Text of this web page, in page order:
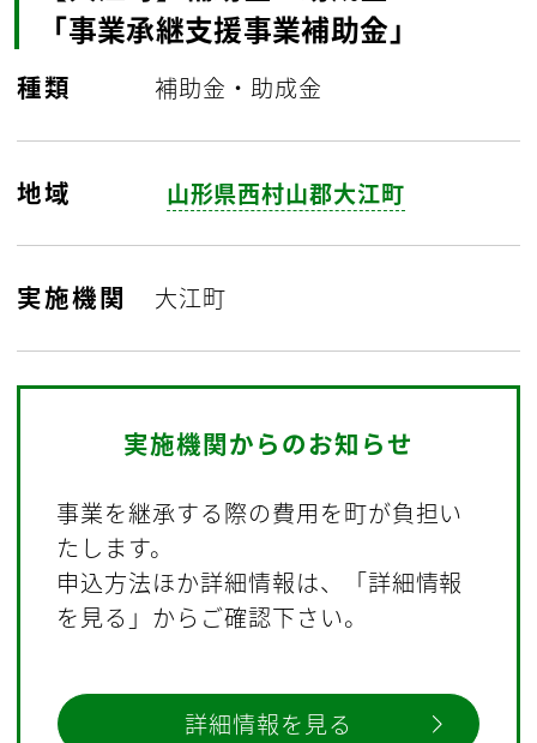
「事業承継支援事業補助金」
種類 補助金・助成金
地域 山形県西村山郡大江町
実施機関 大江町
実施機関からのお知らせ
事業を継承する際の費用を町が負担い
たします。
申込方法ほか詳細情報は、「詳細情報
を見る」からご確認下さい。
詳細情報を見る